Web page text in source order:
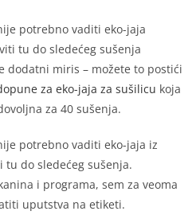
potrebno vaditi eko-jaja
tu do sledećeg sušenja
dodatni miris – možete to postići
za eko-jaja za sušilicu koja
za 40 sušenja.
potrebno vaditi eko-jaja iz
do sledećeg sušenja.
i programa, sem za veoma
uputstva na etiketi.